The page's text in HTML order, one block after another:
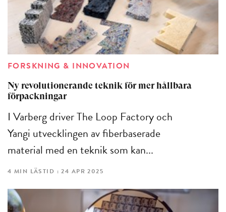
FORSKNING & INNOVATION
Ny revolutionerande teknik för mer hållbara
förpackningar
I Varberg driver The Loop Factory och
Yangi utvecklingen av fiberbaserade
material med en teknik som kan...
4 MIN LÄSTID : 24 APR 2025